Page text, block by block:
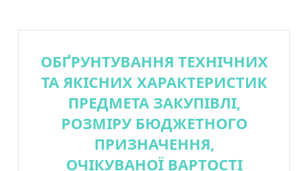
ОБҐРУНТУВАННЯ ТЕХНІЧНИХ
ТА ЯКІСНИХ ХАРАКТЕРИСТИК
ПРЕДМЕТА ЗАКУПІВЛІ,
РОЗМІРУ БЮДЖЕТНОГО
ПРИЗНАЧЕННЯ,
ОЧІКУВАНОЇ ВАРТОСТІ